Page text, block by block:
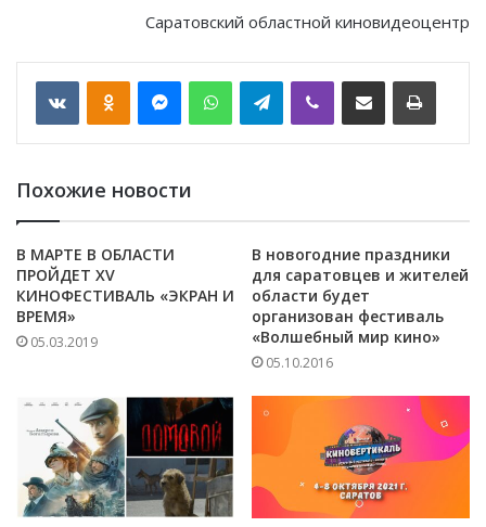
Саратовский областной киновидеоцентр
VKontakte WhatsApp Telegram
Похожие новости
В МАРТЕ В ОБЛАСТИ
ПРОЙДЕТ XV
КИНОФЕСТИВАЛЬ «ЭКРАН И
ВРЕМЯ»
05.03.2019
В новогодние праздники
для саратовцев и жителей
области будет
организован фестиваль
«Волшебный мир кино»
05.10.2016